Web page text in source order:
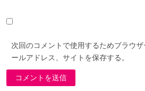
次回のコメントで使用するためブラウ
ールアドレス、サイトを保存する。